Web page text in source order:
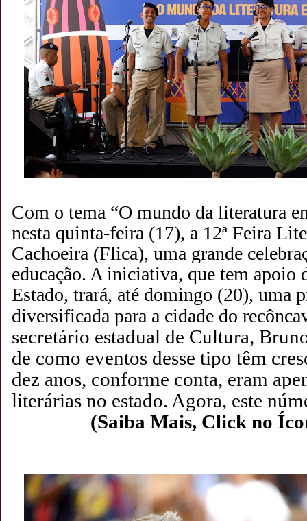
Com o tema “O mundo da literatura
nesta quinta-feira (17), a 12ª Feira
Cachoeira (Flica), uma grande
educação. A iniciativa, que tem apoio
Estado, trará, até domingo (20), uma
diversificada para a cidade do
secretário estadual de Cultura,
de como eventos desse tipo têm
dez anos, conforme conta, eram
literárias no estado. Agora, este
(Saiba Mais, Click no